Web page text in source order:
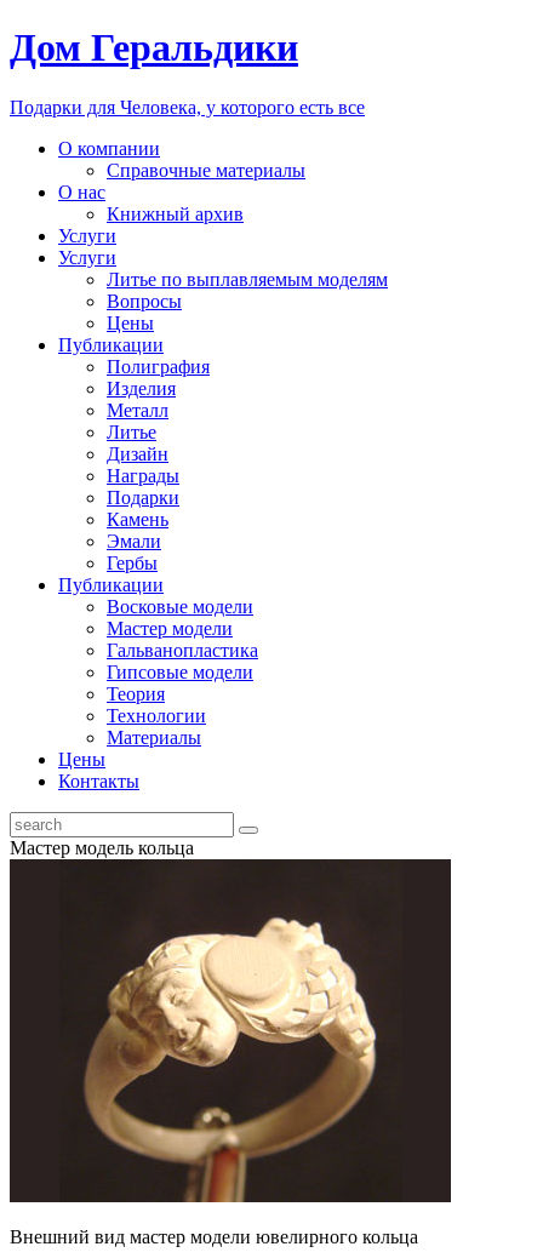
Дом Геральдики
Подарки для Человека, у которого есть все
О компании
Справочные материалы
О нас
Книжный архив
Услуги
Услуги
Литье по выплавляемым моделям
Вопросы
Цены
Публикации
Полиграфия
Изделия
Металл
Литье
Дизайн
Награды
Подарки
Камень
Эмали
Гербы
Публикации
Восковые модели
Мастер модели
Гальванопластика
Гипсовые модели
Теория
Технологии
Материалы
Цены
Контакты
Мастер модель кольца
Внешний вид мастер модели ювелирного кольца